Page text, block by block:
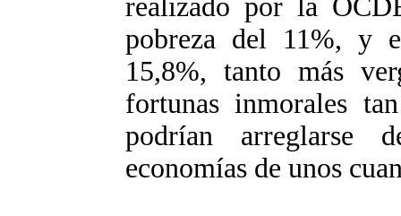
realizado por la
pobreza del 11%, y
15,8%, tanto más
fortunas inmorales
podrían arreglarse
economías de unos